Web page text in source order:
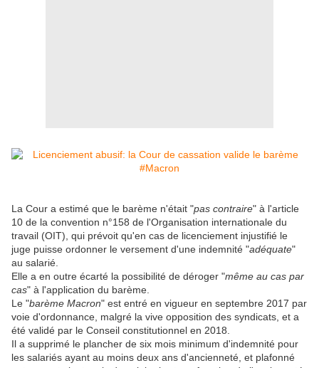
La Cour a estimé que le barème n'était "pas contraire" à l'article
10 de la convention n°158 de l'Organisation internationale du
travail (OIT), qui prévoit qu'en cas de licenciement injustifié le
juge puisse ordonner le versement d'une indemnité "adéquate"
au salarié.
Elle a en outre écarté la possibilité de déroger "même au cas par
cas" à l'application du barème.
Le "barème Macron" est entré en vigueur en septembre 2017 par
voie d'ordonnance, malgré la vive opposition des syndicats, et a
été validé par le Conseil constitutionnel en 2018.
Il a supprimé le plancher de six mois minimum d'indemnité pour
les salariés ayant au moins deux ans d'ancienneté, et plafonné